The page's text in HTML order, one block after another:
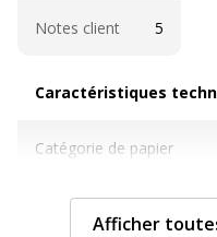
Notes client 5
Caractéristiques
Catégorie de papier
Couleur(s) du papier
Afficher